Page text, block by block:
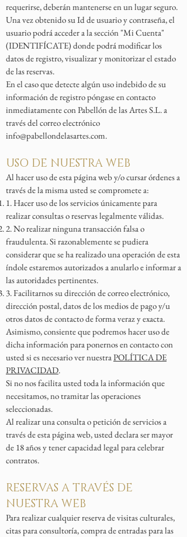
requerirse, deberán mantenerse en un lugar seguro.
Una vez obtenido su Id de usuario y contraseña, el
usuario podrá acceder a la sección "Mi Cuenta"
(IDENTIFÍCATE) donde podrá modificar los
datos de registro, visualizar y monitorizar el estado
de las reservas.
En el caso que detecte algún uso indebido de su
información de registro póngase en contacto
inmediatamente con Pabellón de las Artes S.L. a
través del correo electrónico
info@pabellondelasartes.com.
USO DE NUESTRA WEB
Al hacer uso de esta página web y/o cursar órdenes a
través de la misma usted se compromete a:
1. Hacer uso de los servicios únicamente para
realizar consultas o reservas legalmente válidas.
2. No realizar ninguna transacción falsa o
fraudulenta. Si razonablemente se pudiera
considerar que se ha realizado una operación de esta
índole estaremos autorizados a anularlo e informar a
las autoridades pertinentes.
3. Facilitarnos su dirección de correo electrónico,
dirección postal, datos de los medios de pago y/u
otros datos de contacto de forma veraz y exacta.
Asimismo, consiente que podremos hacer uso de
dicha información para ponernos en contacto con
usted si es necesario ver nuestraPOLÍTICA DE
PRIVACIDAD.
Si no nos facilita usted toda la información que
necesitamos, no tramitar las operaciones
seleccionadas.
Al realizar una consulta o petición de servicios a
través de esta página web, usted declara ser mayor
de 18 años y tener capacidad legal para celebrar
contratos.
RESERVAS A TRAVÉS DE
NUESTRA WEB
Para realizar cualquier reserva de visitas culturales,
citas para consultoría, compra de entradas para las